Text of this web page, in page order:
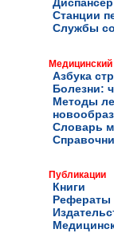
Станции
Службы
Медицинский
Азбука
Болезни:
Методы
Словарь
Публикации
Книги
Рефераты